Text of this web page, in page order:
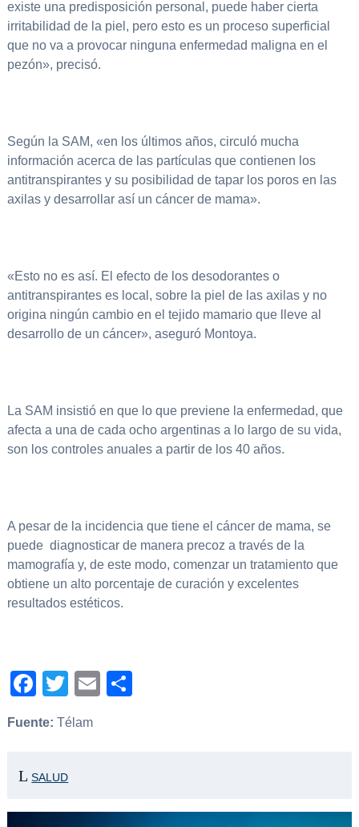
existe una predisposición personal, puede haber cierta
irritabilidad de la piel, pero esto es un proceso superficial
que no va a provocar ninguna enfermedad maligna en el
pezón», precisó.
Según la SAM, «en los últimos años, circuló mucha
información acerca de las partículas que contienen los
antitranspirantes y su posibilidad de tapar los poros en las
axilas y desarrollar así un cáncer de mama».
«Esto no es así. El efecto de los desodorantes o
antitranspirantes es local, sobre la piel de las axilas y no
origina ningún cambio en el tejido mamario que lleve al
desarrollo de un cáncer», aseguró Montoya.
La SAM insistió en que lo que previene la enfermedad, que
afecta a una de cada ocho argentinas a lo largo de su vida,
son los controles anuales a partir de los 40 años.
A pesar de la incidencia que tiene el cáncer de mama, se
puede diagnosticar de manera precoz a través de la
mamografía y, de este modo, comenzar un tratamiento que
obtiene un alto porcentaje de curación y excelentes
resultados estéticos.
Facebook
TwitterEmail
Fuente: Télam
SALUD